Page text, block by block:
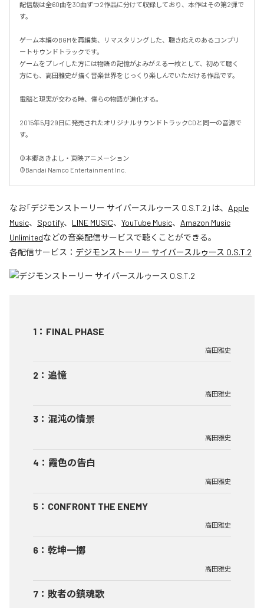
配信版は全60曲を30曲ずつ2作品に分けて収録しており、本作はその第2弾で
す。
ゲーム本編のBGMを再編集、リマスタリングした、聴き応えのあるコンプリ
ートサウンドトラックです。
ゲームをプレイした方には物語の記憶がよみがえる一枚として、初めて聴く
方にも、高田雅史が描く音楽世界をじっくり楽しんでいただける作品です。
電脳と現実が交わる時、僕らの物語が進化する。
2015年5月29日に発売されたオリジナルサウンドトラックCDと同一の音源で
す。
©本郷あきよし・東映アニメーション
©Bandai Namco Entertainment Inc.
なお「デジモンストーリー サイバースルゥース O.S.T.2 」は、 Apple
Music、 Spotify、 LINE MUSIC、 YouTube Music、 Amazon Music
Unlimitedなどの音楽配信サービスで聴くことができる。
各配信サービス： デジモンストーリー サイバースルゥース O.S.T.2
1 ： FINAL PHASE
高田雅史
2 ： 追憶
高田雅史
3 ： 混沌の情景
高田雅史
4 ： 霞色の告白
高田雅史
5 ： CONFRONT THE ENEMY
高田雅史
6 ： 乾坤一擲
高田雅史
7 ： 敗者の鎮魂歌